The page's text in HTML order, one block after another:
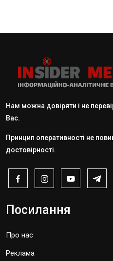
Нам можна довіряти і не
Вас.
Принцип оперативності не
достовірності.
Посилання
Про нас
Реклама